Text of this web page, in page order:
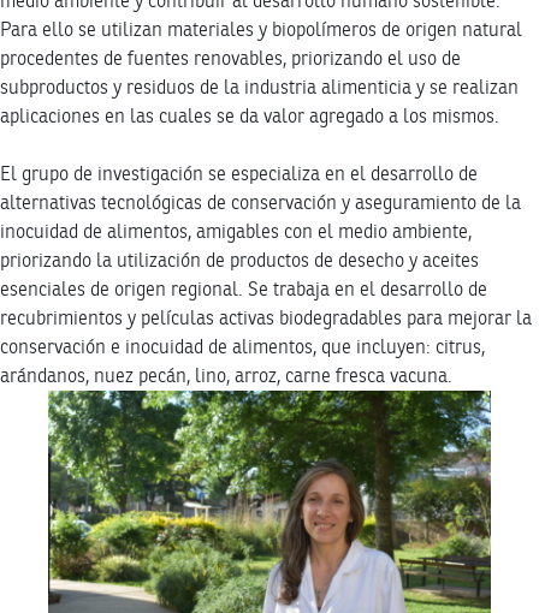
Para ello se utilizan materiales y biopolímeros de origen natural
procedentes de fuentes renovables, priorizando el uso de
subproductos y residuos de la industria alimenticia y se realizan
aplicaciones en las cuales se da valor agregado a los mismos.
El grupo de investigación se especializa en el desarrollo de
alternativas tecnológicas de conservación y aseguramiento de la
inocuidad de alimentos, amigables con el medio ambiente,
priorizando la utilización de productos de desecho y aceites
esenciales de origen regional. Se trabaja en el desarrollo de
recubrimientos y películas activas biodegradables para mejorar la
conservación e inocuidad de alimentos, que incluyen: citrus,
arándanos, nuez pecán, lino, arroz, carne fresca vacuna.